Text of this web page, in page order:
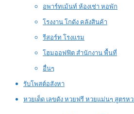
อพาร์ทเม้นท์ ห้องเช่า หอพัก
โรงงาน โกดัง คลังสินค้า
รีสอร์ท โรงแรม
โฮมออฟฟิต สำนักงาน พื้นที่
อื่นๆ
รับโพสต์อสังหา
หวยเด็ด เลขดัง หวยฟรี หวยแม่นๆ สูตรห